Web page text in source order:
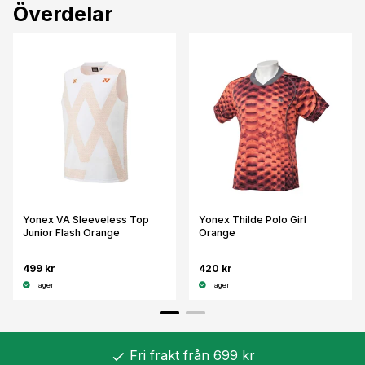
Överdelar
Yonex VA Sleeveless Top
Junior Flash Orange
499 kr
I lager
Yonex Thilde Polo Girl
Orange
420 kr
I lager
check Fri frakt från 699 kr